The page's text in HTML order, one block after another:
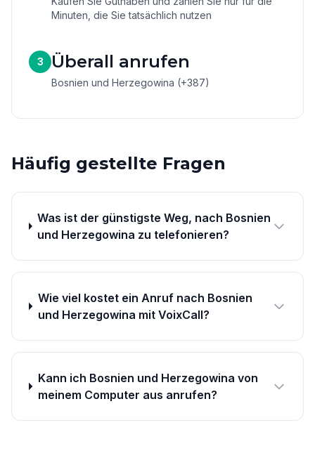
Minuten, die Sie tatsächlich nutzen
3 Überall anrufen
Bosnien und Herzegowina (+387)
Häufig gestellte Fragen
Was ist der günstigste Weg, nach Bosnien
und Herzegowina zu telefonieren?
Wie viel kostet ein Anruf nach Bosnien
und Herzegowina mit VoixCall?
Kann ich Bosnien und Herzegowina von
meinem Computer aus anrufen?